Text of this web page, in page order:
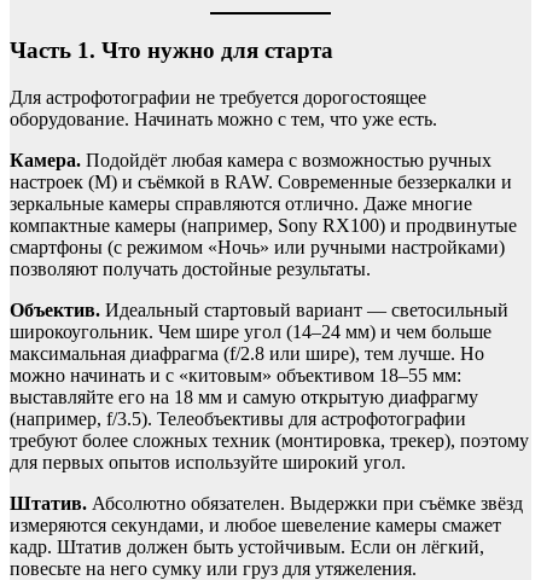
Часть 1. Что нужно для старта
Для астрофотографии не требуется дорогостоящее
оборудование. Начинать можно с тем, что уже есть.
Камера. Подойдёт любая камера с возможностью ручных
настроек (M) и съёмкой в RAW. Современные беззеркалки и
зеркальные камеры справляются отлично. Даже многие
компактные камеры (например, Sony RX100) и продвинутые
смартфоны (с режимом «Ночь» или ручными настройками)
позволяют получать достойные результаты.
Объектив. Идеальный стартовый вариант — светосильный
широкоугольник. Чем шире угол (14–24 мм) и чем больше
максимальная диафрагма (f/2.8 или шире), тем лучше. Но
можно начинать и с «китовым» объективом 18–55 мм:
выставляйте его на 18 мм и самую открытую диафрагму
(например, f/3.5). Телеобъективы для астрофотографии
требуют более сложных техник (монтировка, трекер), поэтому
для первых опытов используйте широкий угол.
Штатив. Абсолютно обязателен. Выдержки при съёмке звёзд
измеряются секундами, и любое шевеление камеры смажет
кадр. Штатив должен быть устойчивым. Если он лёгкий,
повесьте на него сумку или груз для утяжеления.